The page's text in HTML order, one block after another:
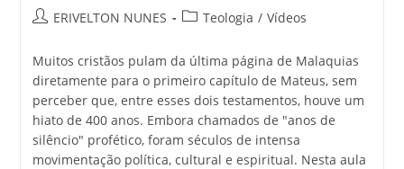
ERIVELTON NUNES Teologia / Vídeos
Muitos cristãos pulam da última página de Malaquias
diretamente para o primeiro capítulo de Mateus, sem
perceber que, entre esses dois testamentos, houve um
hiato de 400 anos. Embora chamados de "anos de
silêncio" profético, foram séculos de intensa
movimentação política, cultural e espiritual. Nesta aula